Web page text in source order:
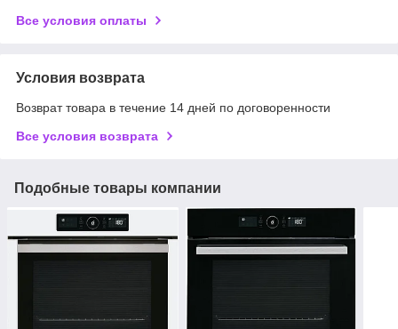
Все условия оплаты
Условия возврата
Возврат товара в течение 14 дней по договоренности
Все условия возврата
Подобные товары компании